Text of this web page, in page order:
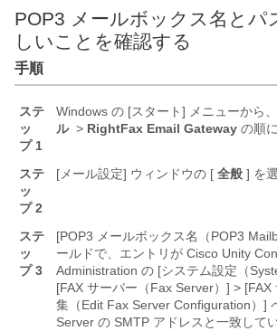
POP3 メールボックス名とパ
しいことを確認する
手順
ステ
ッ
プ 1
Windows の [スタート] メニューから、
ル > RightFax Email Gateway の順
ステ
ッ
プ 2
[メール設定] ウィンドウの [ 全般 ] を
ステ
ッ
プ 3
[POP3 メールボックス名（POP3
ールドで、エントリが Cisco Unity
Administration の [システム設定（
[FAX サーバー（Fax Server）] > [FAX
集（Edit Fax Server Configuration）]
Server の SMTP アドレスと一致して